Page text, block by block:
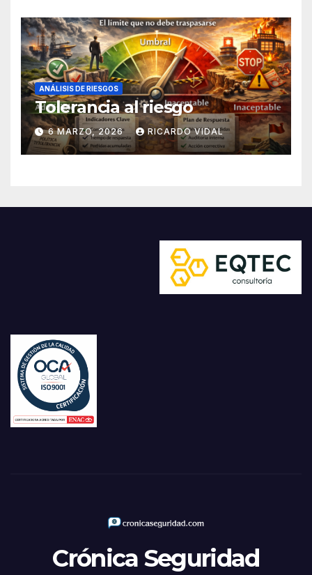
ANÁLISIS DE RIESGOS
Tolerancia al riesgo
6 MARZO, 2026 RICARDO VIDAL
Crónica Seguridad